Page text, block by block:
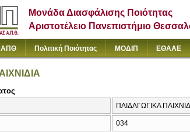
Μονάδα Διασφάλισης Ποιότητας
Αριστοτέλειο Πανεπιστήμιο
ΑΠΘ Πολιτική Ποιότητας ΜΟΔΙΠ ΕΘΑΑΕ
ΠΑΙΔΑΓΩΓΙΚΑ
034